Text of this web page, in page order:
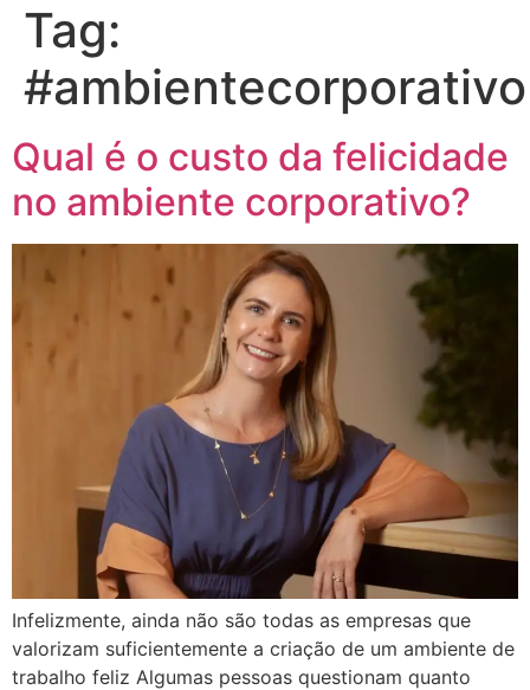
Tag:
#ambientecorporativo
Qual é o custo da felicidade
no ambiente corporativo?
Infelizmente, ainda não são todas as empresas que
valorizam suficientemente a criação de um ambiente de
trabalho feliz Algumas pessoas questionam quanto